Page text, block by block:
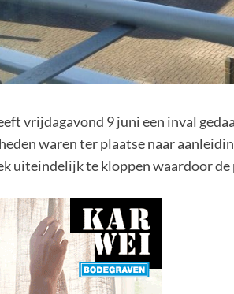
vrijdagavond 9 juni een inval
waren ter plaatse naar
uiteindelijk te kloppen waardoor